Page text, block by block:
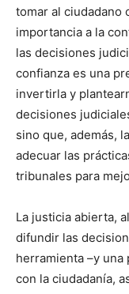
tomar al ciudadano
importancia a la
las decisiones
confianza es una
invertirla y
decisiones
sino que, además,
adecuar las
tribunales para
La justicia abierta,
difundir las
herramienta –y
con la ciudadanía,